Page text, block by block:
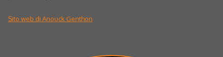
Sito web di Anouck Genthon